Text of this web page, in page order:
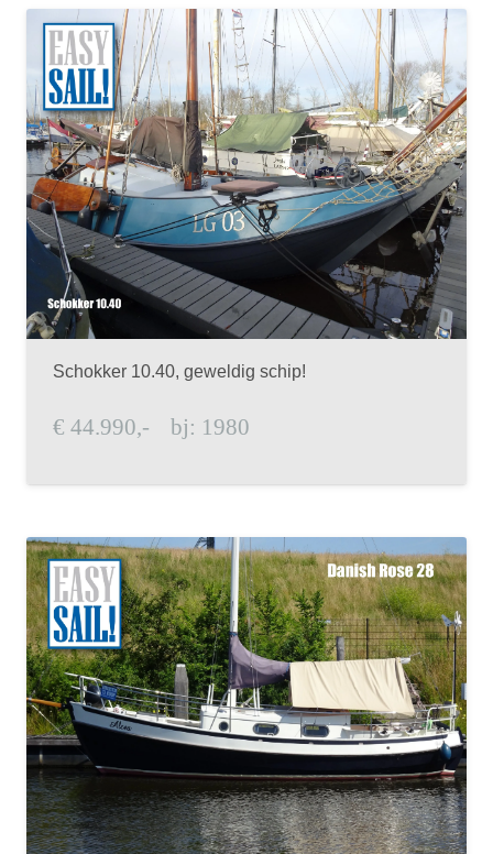
Schokker 10.40, geweldig schip!
€ 44.990,- bj: 1980